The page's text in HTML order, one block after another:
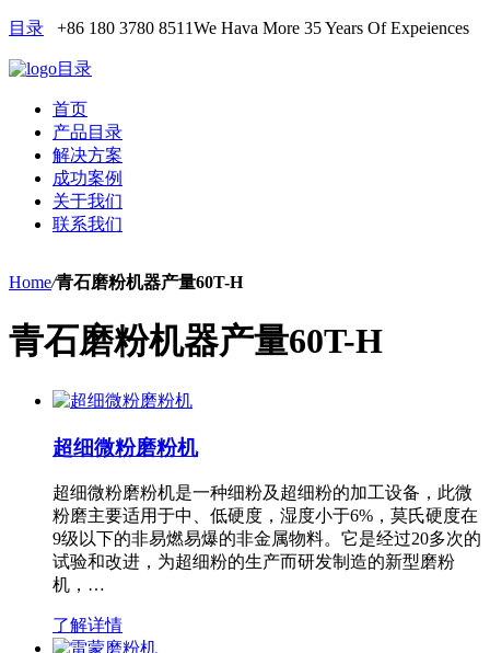
目录 +86 180 3780 8511We Hava More 35 Years Of Expeiences
目录
首页
产品目录
解决方案
成功案例
关于我们
联系我们
Home/青石磨粉机器产量60T-H
青石磨粉机器产量60T-H
超细微粉磨粉机
超细微粉磨粉机是一种细粉及超细粉的加工设备，此微
粉磨主要适用于中、低硬度，湿度小于6%，莫氏硬度在
9级以下的非易燃易爆的非金属物料。它是经过20多次的
试验和改进，为超细粉的生产而研发制造的新型磨粉
机，…
了解详情